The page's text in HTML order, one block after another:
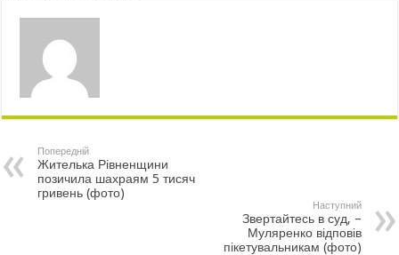
Попередній
Жителька Рівненщини
позичила шахраям 5 тисяч
гривень (фото)
Наступний
Звертайтесь в суд, –
Муляренко відповів
пікетувальникам (фото)